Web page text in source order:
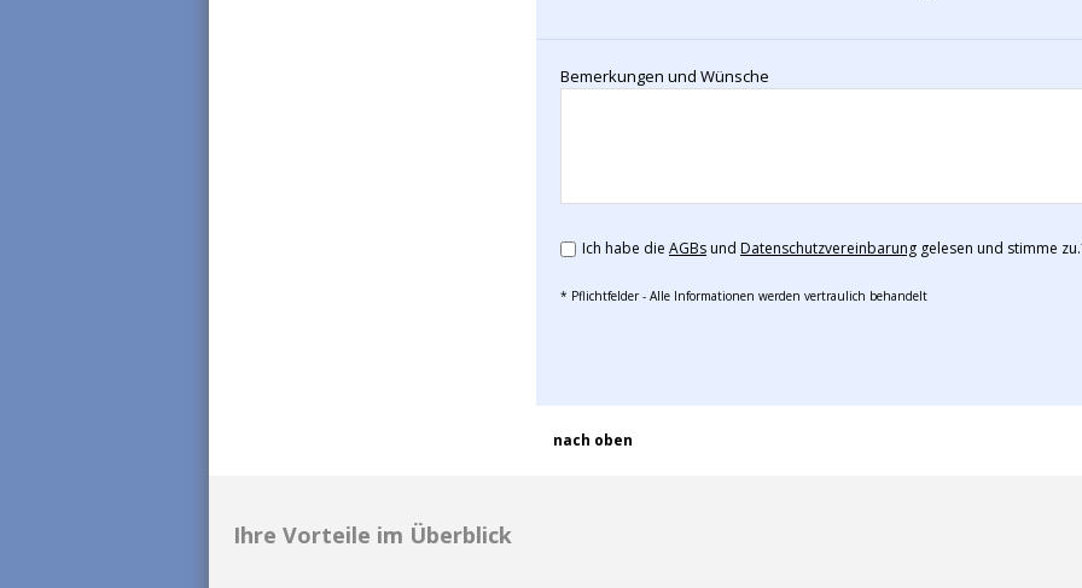
Bemerkungen und Wünsche
Ich habe die AGBsund Datenschutzvereinbarung gelesen und stimme
* Pflichtfelder - Alle Informationen werden vertraulich behandelt
nach oben
Ihre Vorteile im Überblick